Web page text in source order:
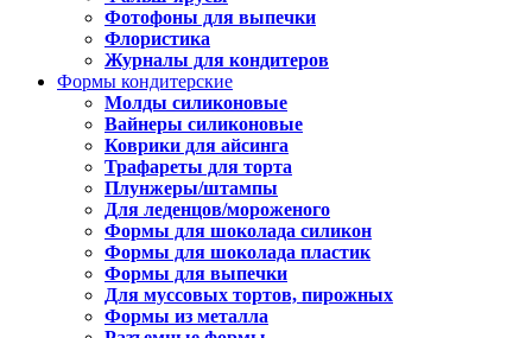
Фотофоны для выпечки
Флористика
Журналы для кондитеров
Формы кондитерские
Молды силиконовые
Вайнеры силиконовые
Коврики для айсинга
Трафареты для торта
Плунжеры/штампы
Для леденцов/мороженого
Формы для шоколада силикон
Формы для шоколада пластик
Формы для выпечки
Для муссовых тортов, пирожных
Формы из металла